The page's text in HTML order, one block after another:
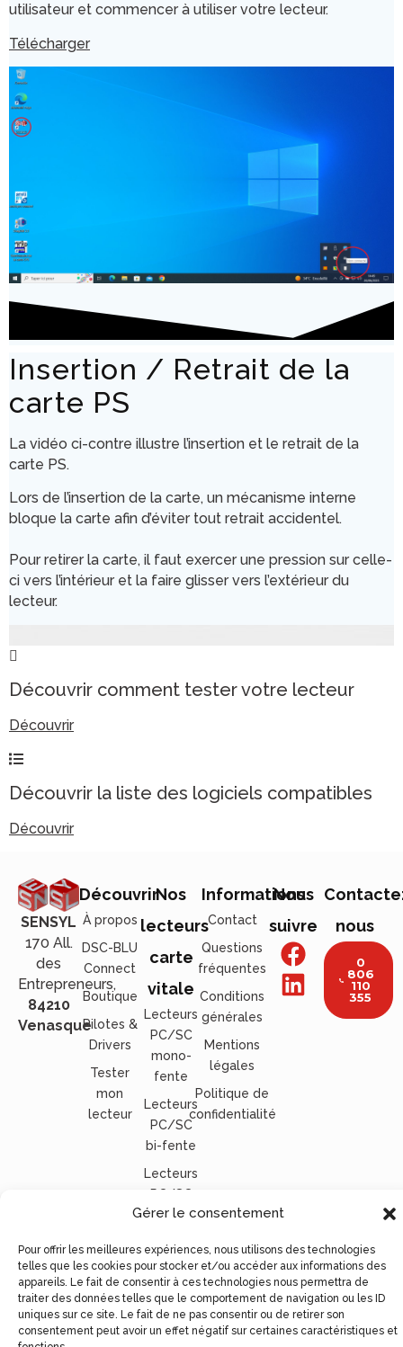
Gérer le consentement
Pour offrir les meilleures expériences, nous utilisons des technologies
telles que les cookies pour stocker et/ou accéder aux informations des
appareils. Le fait de consentir à ces technologies nous permettra de
traiter des données telles que le comportement de navigation ou les ID
uniques sur ce site. Le fait de ne pas consentir ou de retirer son
consentement peut avoir un effet négatif sur certaines caractéristiques et
utilisateur et commencer à utiliser votre lecteur.
Télécharger
Insertion / Retrait de la
carte PS
La vidéo ci-contre illustre l’insertion et le retrait de la
carte PS.
Lors de l’insertion de la carte, un mécanisme interne
bloque la carte afin d’éviter tout retrait accidentel.
Pour retirer la carte, il faut exercer une pression sur celle-
ci vers l’intérieur et la faire glisser vers l’extérieur du
lecteur.
Découvrir comment tester votre lecteur
Découvrir
Découvrir la liste des logiciels compatibles
Découvrir
SENSYL
170 All.
des
Entrepreneurs,
84210
Venasque
Découvrir
À propos
DSC-BLU
Connect
Boutique
Pilotes &
Drivers
Tester
mon
lecteur
Nos
lecteurs
carte
vitale
Lecteurs
PC/SC
mono-
fente
Lecteurs
PC/SC
bi-fente
Lecteurs
PC/SC
mobile
Lecteurs
PC/SC
NFC
Tous nos
lecteurs
Informations
Contact
Questions
fréquentes
Conditions
générales
Mentions
légales
Politique de
confidentialité
Nous
suivre
nous
0
806
110
355